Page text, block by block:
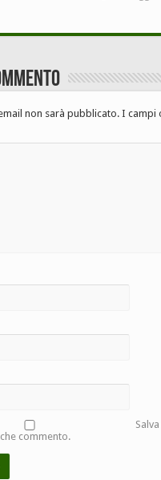
non sarà pubblicato. I campi
commento.